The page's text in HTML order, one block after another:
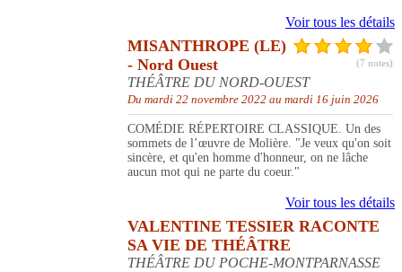
Voir tous les détails
(7 notes)
MISANTHROPE (LE)
- Nord Ouest
THÉÂTRE DU NORD-OUEST
Du mardi 22 novembre 2022 au mardi 16 juin 2026
COMÉDIE RÉPERTOIRE CLASSIQUE. Un des
sommets de l’œuvre de Molière. "Je veux qu'on soit
sincère, et qu'en homme d'honneur, on ne lâche
aucun mot qui ne parte du coeur."
Voir tous les détails
VALENTINE TESSIER RACONTE
SA VIE DE THÉÂTRE
THÉÂTRE DU POCHE-MONTPARNASSE